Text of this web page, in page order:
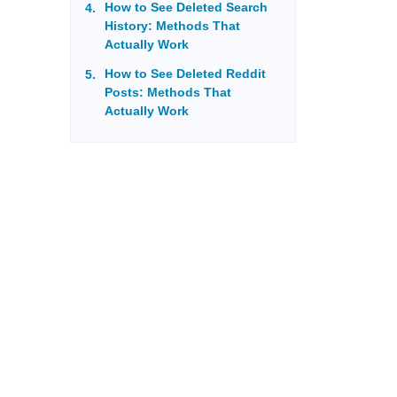
How to See Deleted Search
History: Methods That
Actually Work
How to See Deleted Reddit
Posts: Methods That
Actually Work